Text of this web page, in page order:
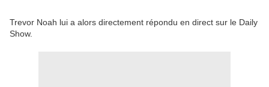
Trevor Noah lui a alors directement répondu en direct sur le Daily
Show.